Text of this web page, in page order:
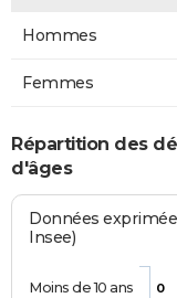
Hommes
Femmes
Répartition des
d'âges
Données
Insee)
0
Moins de 10 ans